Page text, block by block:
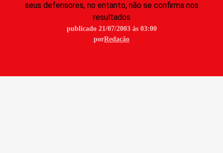
seus defensores, no entanto, não se confirma nos
resultados
publicado 21/07/2003 às 03:00
porRedação